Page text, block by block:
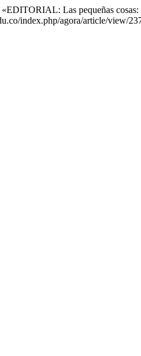
Las pequeñas
index.php/agora/article/view/